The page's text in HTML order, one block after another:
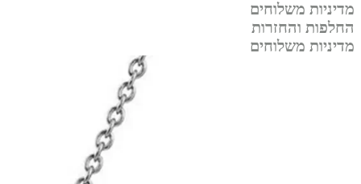
מדיניות משלוחים
החלפות והחזרות
מדיניות משלוחים